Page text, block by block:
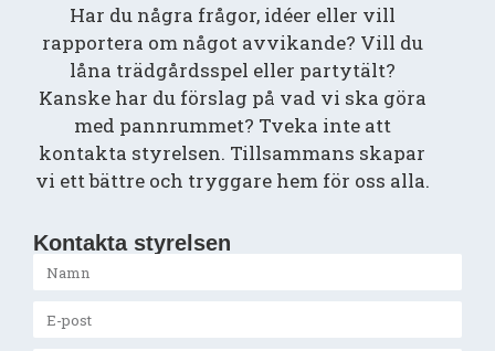
Har du några frågor, idéer eller vill
rapportera om något avvikande? Vill du
låna trädgårdsspel eller partytält?
Kanske har du förslag på vad vi ska göra
med pannrummet? Tveka inte att
kontakta styrelsen. Tillsammans skapar
vi ett bättre och tryggare hem för oss alla.
Kontakta styrelsen